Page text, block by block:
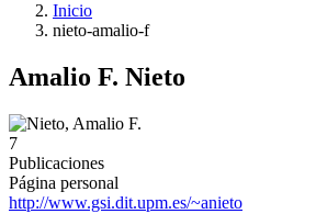
Inicio
nieto-amalio-f
Amalio F. Nieto
7
Publicaciones
Página personal
http://www.gsi.dit.upm.es/~anieto